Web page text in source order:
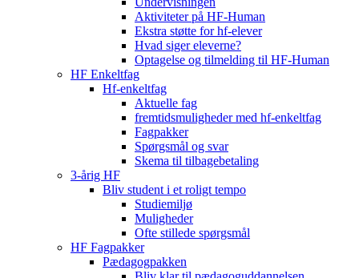
Aktiviteter på HF-Human
Ekstra støtte for hf-elever
Hvad siger eleverne?
Optagelse og tilmelding til HF‑Human
HF Enkeltfag
Hf-enkeltfag
Aktuelle fag
fremtidsmuligheder med hf-enkeltfag
Fagpakker
Spørgsmål og svar
Skema til tilbagebetaling
3-årig HF
Bliv student i et roligt tempo
Studiemiljø
Muligheder
Ofte stillede spørgsmål
HF Fagpakker
Pædagogpakken